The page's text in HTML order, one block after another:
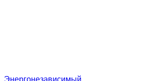
Энергонезависимый